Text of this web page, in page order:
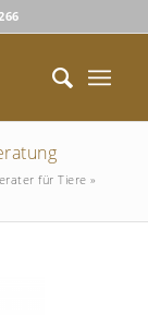
für Tiere »